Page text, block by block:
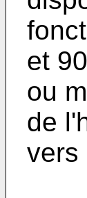
et
ou
de
vers